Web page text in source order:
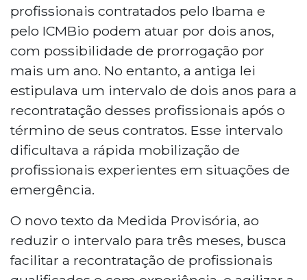
profissionais contratados pelo Ibama e
pelo ICMBio podem atuar por dois anos,
com possibilidade de prorrogação por
mais um ano. No entanto, a antiga lei
estipulava um intervalo de dois anos para a
recontratação desses profissionais após o
término de seus contratos. Esse intervalo
dificultava a rápida mobilização de
profissionais experientes em situações de
emergência.
O novo texto da Medida Provisória, ao
reduzir o intervalo para três meses, busca
facilitar a recontratação de profissionais